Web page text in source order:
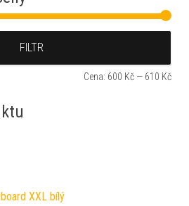
FILTR
Cena: 600 Kč — 610 Kč
XXL bílý